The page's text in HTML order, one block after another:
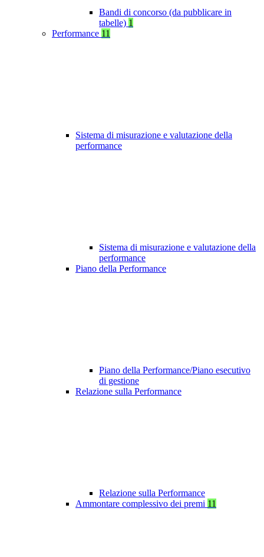
Bandi di concorso (da pubblicare in
tabelle) 1
Performance 11
Sistema di misurazione e valutazione della
performance
Sistema di misurazione e valutazione della
performance
Piano della Performance
Piano della Performance/Piano esecutivo
di gestione
Relazione sulla Performance
Relazione sulla Performance
Ammontare complessivo dei premi 11